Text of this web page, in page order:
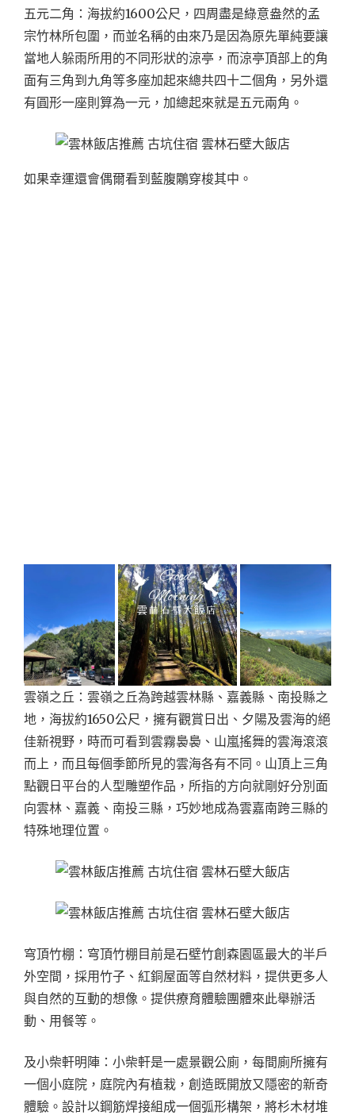
五元二角：海拔約1600公尺，四周盡是綠意盎然的孟
宗竹林所包圍，而並名稱的由來乃是因為原先單純要讓
當地人躲雨所用的不同形狀的涼亭，而涼亭頂部上的角
面有三角到九角等多座加起來總共四十二個角，另外還
有圓形一座則算為一元，加總起來就是五元兩角。
如果幸運還會偶爾看到藍腹鷴穿梭其中。
雲嶺之丘：雲嶺之丘為跨越雲林縣、嘉義縣、南投縣之
地，海拔約1650公尺，擁有觀賞日出、夕陽及雲海的絕
佳新視野，時而可看到雲霧裊裊、山嵐搖舞的雲海滾滾
而上，而且每個季節所見的雲海各有不同。山頂上三角
點觀日平台的人型雕塑作品，所指的方向就剛好分別面
向雲林、嘉義、南投三縣，巧妙地成為雲嘉南跨三縣的
特殊地理位置。
穹頂竹棚：穹頂竹棚目前是石壁竹創森園區最大的半戶
外空間，採用竹子、紅銅屋面等自然材料，提供更多人
與自然的互動的想像。提供療育體驗團體來此舉辦活
動、用餐等。
及小柴軒明陣：小柴軒是一處景觀公廁，每間廁所擁有
一個小庭院，庭院內有植栽，創造既開放又隱密的新奇
體驗。設計以鋼筋焊接組成一個弧形構架，將杉木材堆